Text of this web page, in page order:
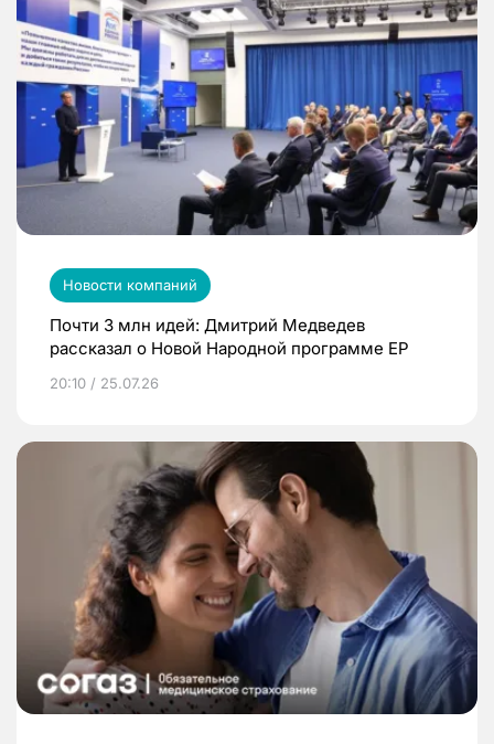
Новости компаний
Почти 3 млн идей: Дмитрий Медведев
рассказал о Новой Народной программе ЕР
20:10 / 25.07.26